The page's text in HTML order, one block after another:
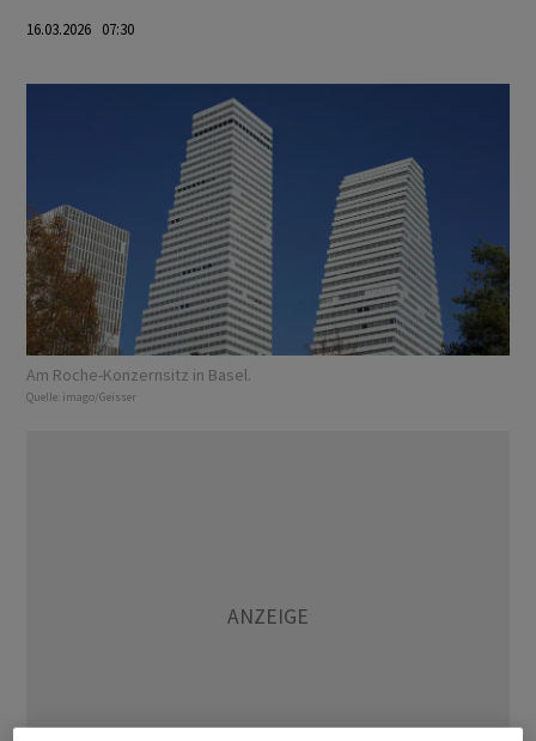
16.03.2026 07:30
Am Roche-Konzernsitz in Basel.
Quelle: imago/Geisser